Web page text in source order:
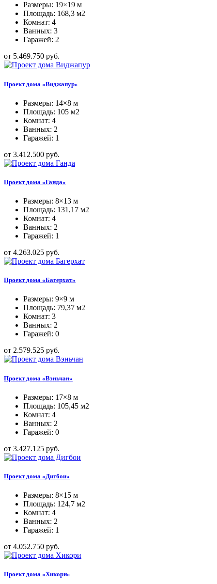
Размеры: 19×19 м
Площадь: 168,3 м2
Комнат: 4
Ванных: 3
Гаражей: 2
от 5.469.750 руб.
Проект дома «Виджапур»
Размеры: 14×8 м
Площадь: 105 м2
Комнат: 4
Ванных: 2
Гаражей: 1
от 3.412.500 руб.
Проект дома «Ганда»
Размеры: 8×13 м
Площадь: 131,17 м2
Комнат: 4
Ванных: 2
Гаражей: 1
от 4.263.025 руб.
Проект дома «Багерхат»
Размеры: 9×9 м
Площадь: 79,37 м2
Комнат: 3
Ванных: 2
Гаражей: 0
от 2.579.525 руб.
Проект дома «Вэньчан»
Размеры: 17×8 м
Площадь: 105,45 м2
Комнат: 4
Ванных: 2
Гаражей: 0
от 3.427.125 руб.
Проект дома «Дигбои»
Размеры: 8×15 м
Площадь: 124,7 м2
Комнат: 4
Ванных: 2
Гаражей: 1
от 4.052.750 руб.
Проект дома «Хикори»